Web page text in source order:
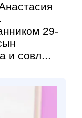
29-
и совл...